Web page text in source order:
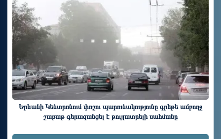
Երևանի Կենտրոնում փոշու պարունակությունը գրեթե ամբողջ
շաբաթ գերազանցել է թույլատրելի սահմանը